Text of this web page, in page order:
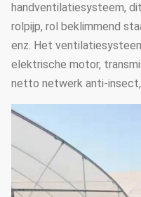
handventilatiesysteem,
rolpijp, rol beklimmend
enz. Het
elektrische motor,
netto netwerk anti-insect,